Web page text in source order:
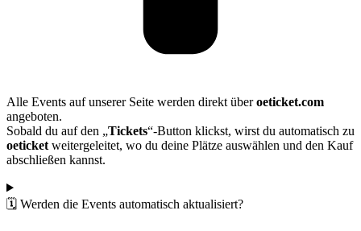
Alle Events auf unserer Seite werden direkt überoeticket.com
angeboten.
Sobald du auf den „Tickets“-Button klickst, wirst du automatisch zu
oeticketweitergeleitet, wo du deine Plätze auswählen und den Kauf
abschließen kannst.
🗓️ Werden die Events automatisch aktualisiert?